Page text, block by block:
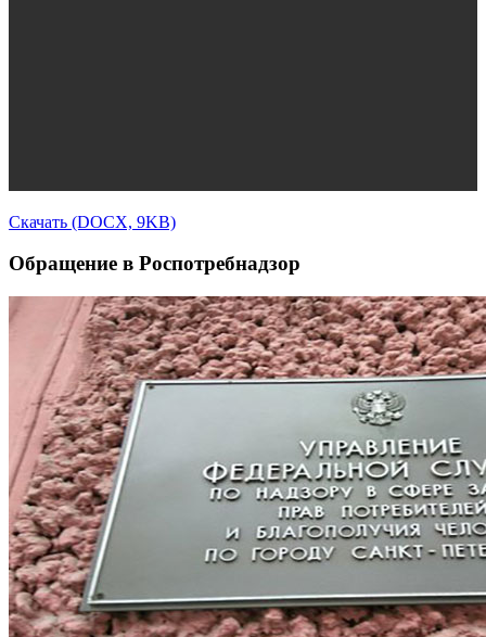
Скачать (DOCX, 9KB)
Обращение в Роспотребнадзор